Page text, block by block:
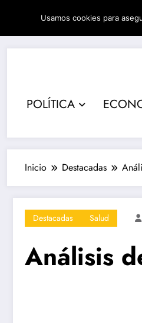
contenido
07/08/2026
POLÍTICA
Inicio Destacadas
Destacadas Salud
Análisis
Usamos cookies para